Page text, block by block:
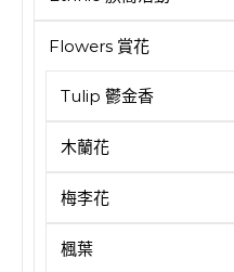
Flowers 賞花
Tulip 鬱金香
木蘭花
梅李花
楓葉